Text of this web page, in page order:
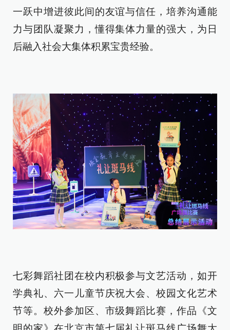
一跃中增进彼此间的友谊与信任，培养沟通能
力与团队凝聚力，懂得集体力量的强大，为日
后融入社会大集体积累宝贵经验。
七彩舞蹈社团在校内积极参与文艺活动，如开
学典礼、六一儿童节庆祝大会、校园文化艺术
节等。校外参加区、市级舞蹈比赛，作品《文